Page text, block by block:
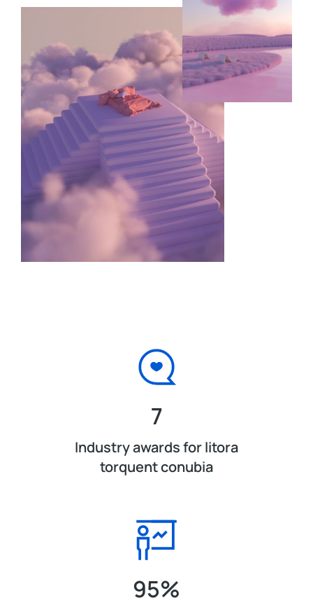
7
Industry awards for litora
torquent conubia
95%